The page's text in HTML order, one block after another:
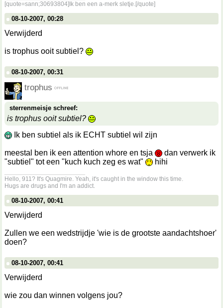
[quote=sann;30693804]Ik ben een a-merk sletje.[/quote]
08-10-2007, 00:28
Verwijderd
is trophus ooit subtiel?
08-10-2007, 00:31
trophus
sterrenmeisje schreef:
is trophus ooit subtiel?
Ik ben subtiel als ik ECHT subtiel wil zijn
meestal ben ik een attention whore en tsja
dan verwerk ik
"subtiel" tot een "kuch kuch zeg es wat"
hihi
Hello, 911? It's Quagmire. Yeah, it's caught in the window this time.
Hugs are drugs and I'm an addict.
08-10-2007, 00:41
Verwijderd
Zullen we een wedstrijdje 'wie is de grootste aandachtshoer'
doen?
08-10-2007, 00:41
Verwijderd
wie zou dan winnen volgens jou?